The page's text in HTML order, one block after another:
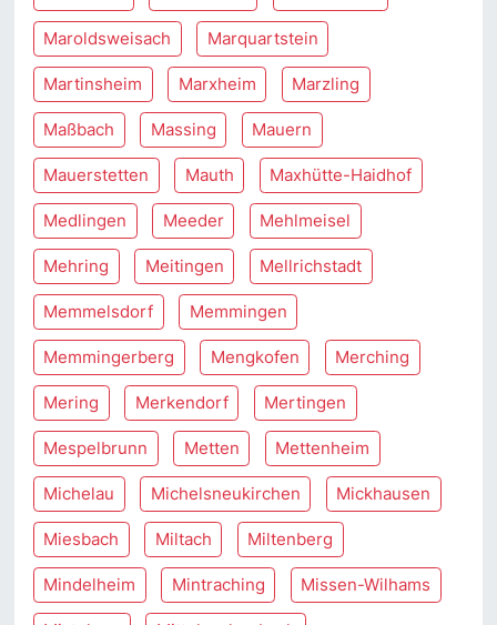
Maroldsweisach Marquartstein
Martinsheim Marxheim Marzling
Maßbach Massing Mauern
Mauerstetten Mauth Maxhütte-Haidhof
Medlingen Meeder Mehlmeisel
Mehring Meitingen Mellrichstadt
Memmelsdorf Memmingen
Memmingerberg Mengkofen Merching
Mering Merkendorf Mertingen
Mespelbrunn Metten Mettenheim
Michelau Michelsneukirchen Mickhausen
Miesbach Miltach Miltenberg
Mindelheim Mintraching Missen-Wilhams